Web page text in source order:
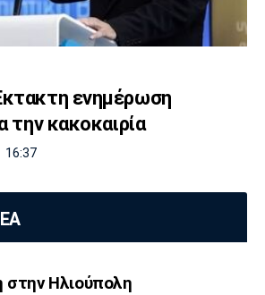
ενημέρωση
την κακοκαιρία
16:37
στην Ηλιούπολη